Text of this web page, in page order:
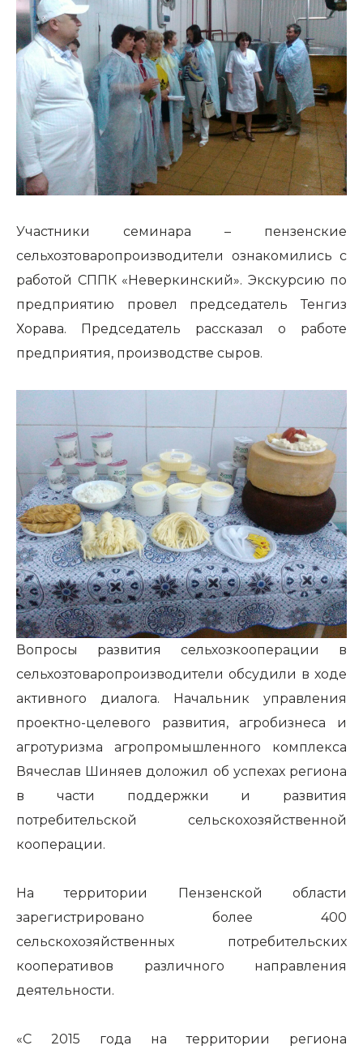
Участники семинара – пензенские
сельхозтоваропроизводители ознакомились с
работой СППК «Неверкинский». Экскурсию по
предприятию провел председатель Тенгиз
Хорава. Председатель рассказал о работе
предприятия, производстве сыров.
Вопросы развития сельхозкооперации в
сельхозтоваропроизводители обсудили в ходе
активного диалога. Начальник управления
проектно-целевого развития, агробизнеса и
агротуризма агропромышленного комплекса
Вячеслав Шиняев доложил об успехах региона
в части поддержки и развития
потребительской сельскохозяйственной
кооперации.
На территории Пензенской области
зарегистрировано более 400
сельскохозяйственных потребительских
кооперативов различного направления
деятельности.
«С 2015 года на территории региона